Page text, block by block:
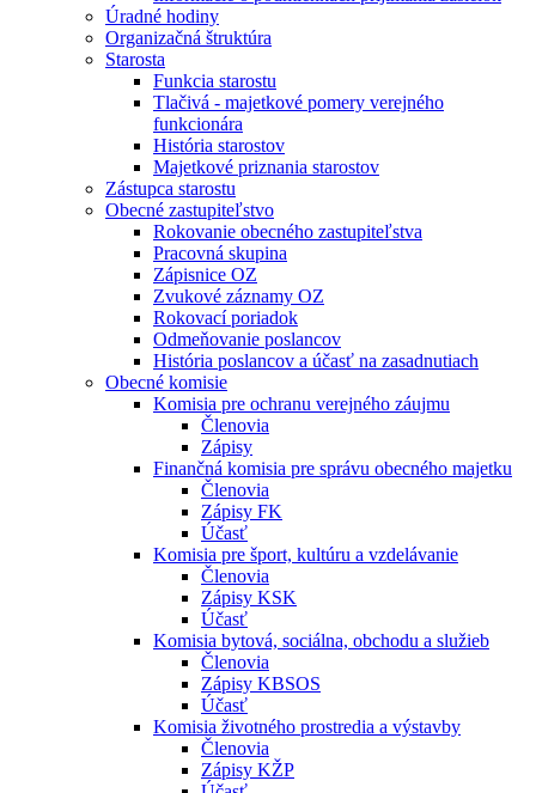
Úradné hodiny
Organizačná štruktúra
Starosta
Funkcia starostu
Tlačivá - majetkové pomery verejného
funkcionára
História starostov
Majetkové priznania starostov
Zástupca starostu
Obecné zastupiteľstvo
Rokovanie obecného zastupiteľstva
Pracovná skupina
Zápisnice OZ
Zvukové záznamy OZ
Rokovací poriadok
Odmeňovanie poslancov
História poslancov a účasť na zasadnutiach
Obecné komisie
Komisia pre ochranu verejného záujmu
Členovia
Zápisy
Finančná komisia pre správu obecného majetku
Členovia
Zápisy FK
Účasť
Komisia pre šport, kultúru a vzdelávanie
Členovia
Zápisy KSK
Účasť
Komisia bytová, sociálna, obchodu a služieb
Členovia
Zápisy KBSOS
Účasť
Komisia životného prostredia a výstavby
Členovia
Zápisy KŽP